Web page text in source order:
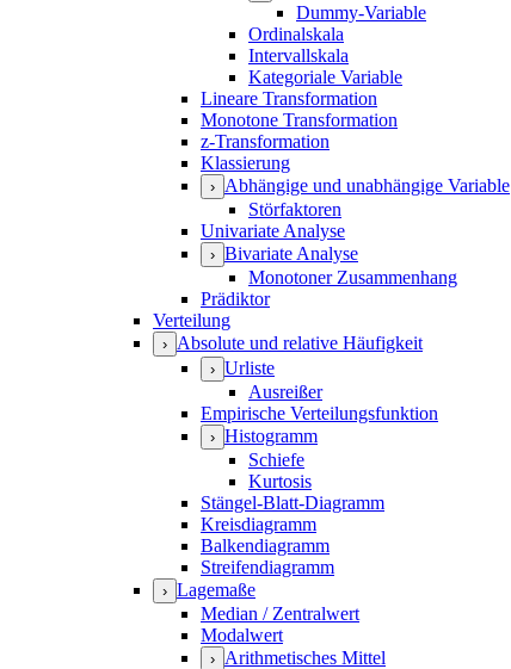
Dummy-Variable
Ordinalskala
Intervallskala
Kategoriale Variable
Lineare Transformation
Monotone Transformation
z-Transformation
Klassierung
› Abhängige und unabhängige Variable
Störfaktoren
Univariate Analyse
› Bivariate Analyse
Monotoner Zusammenhang
Prädiktor
Verteilung
› Absolute und relative Häufigkeit
› Urliste
Ausreißer
Empirische Verteilungsfunktion
› Histogramm
Schiefe
Kurtosis
Stängel-Blatt-Diagramm
Kreisdiagramm
Balkendiagramm
Streifendiagramm
› Lagemaße
Median / Zentralwert
Modalwert
› Arithmetisches Mittel